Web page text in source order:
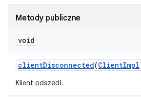
Metody publiczne
void
clientDisconnected(ClientImpl
Klient odszedł.